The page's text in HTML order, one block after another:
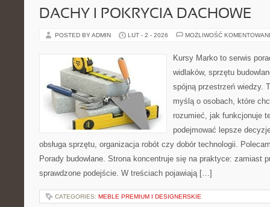
DACHY I POKRYCIA DACHOWE
POSTED BY ADMIN LUT - 2 - 2026 MOŻLIWOŚĆ
Kursy Marko to serwis
widlaków, sprzętu
spójną przestrzeń wiedzy.
myślą o osobach, które
rozumieć, jak funkcjonuje
podejmować lepsze
obsługa sprzętu, organizacja robót czy dobór technologii.
Porady budowlane. Strona koncentruje się na praktyce: zamiast
sprawdzone podejście. W treściach pojawiają […]
CATEGORIES: MEBLE PREMIUM I DESIGNERSKIE